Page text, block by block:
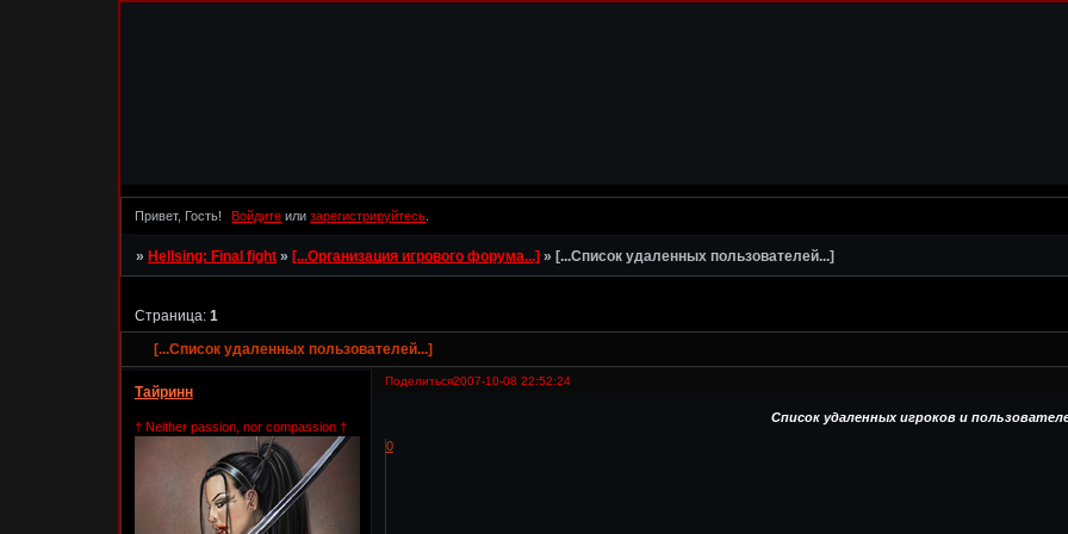
Привет, Гость! Войдите илизарегистрируйтесь
» Hellsing: Final fight » [...Организация игрового форума...] » [...Список удаленных пользователей...]
[...Список удаленных пользователей...]
Страница: 1
Поделиться2007-10-08 22:52:24
Тайринн
† Neither passion, nor compassion †
Список удаленных игроков и
0